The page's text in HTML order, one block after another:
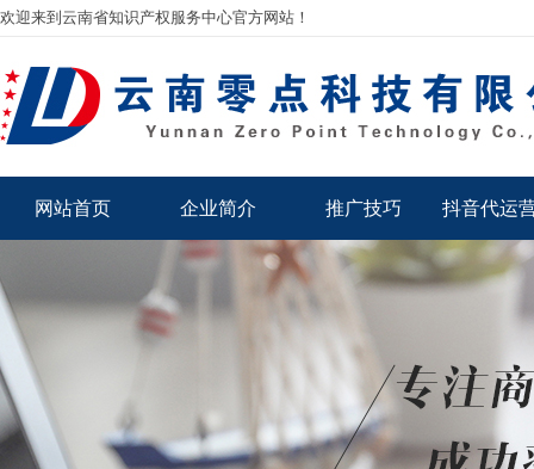
欢迎来到云南省知识产权服务中心官方网站！
网站首页 企业简介 推广技巧 抖音代运